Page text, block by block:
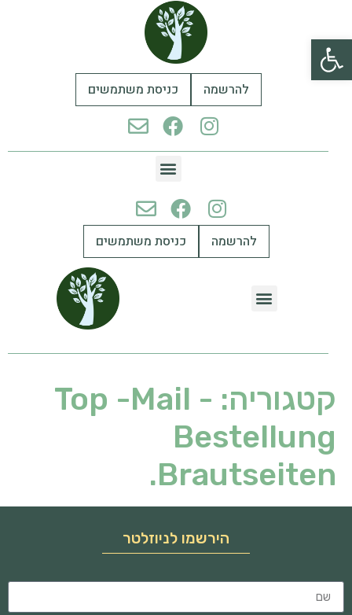
פתח סרגל נגישות
להרשמה כניסת משתמשים
להרשמה כניסת משתמשים
קטגוריה: Top -Mail -
Bestellung
Brautseiten.
הירשמו לניוזלטר